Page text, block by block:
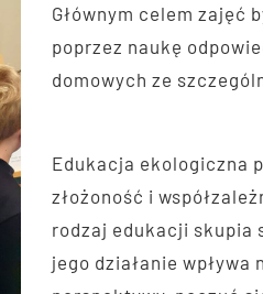
Głównym celem zajęć
poprzez naukę
domowych ze
Edukacja ekologiczna
złożoność i
rodzaj edukacji skupia
jego działanie